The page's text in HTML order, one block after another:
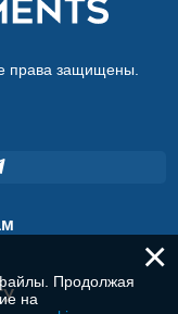
права защищены.
×
Продолжая
на